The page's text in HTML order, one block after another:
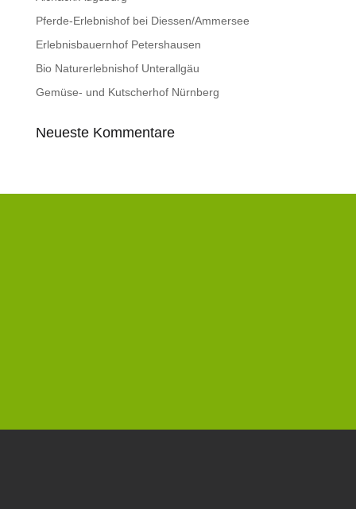
Pferde-Erlebnishof bei Diessen/Ammersee
Erlebnisbauernhof Petershausen
Bio Naturerlebnishof Unterallgäu
Gemüse- und Kutscherhof Nürnberg
Neueste Kommentare